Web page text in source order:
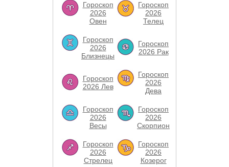
Гороскоп
2026
Овен
Гороскоп
2026
Телец
Гороскоп
2026
Близнецы
Гороскоп
2026 Рак
Гороскоп
2026 Лев
Гороскоп
2026
Дева
Гороскоп
2026
Весы
Гороскоп
2026
Скорпион
Гороскоп
2026
Стрелец
Гороскоп
2026
Козерог